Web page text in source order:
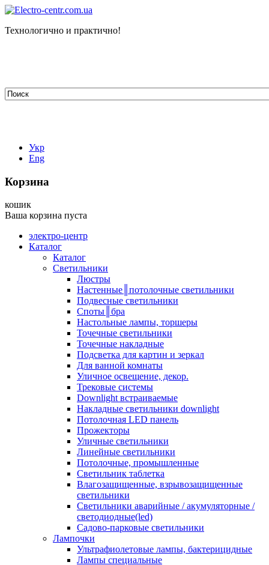
Технологично и практично!
Укр
Eng
Корзина
кошик
Ваша корзина пуста
электро-центр
Каталог
Каталог
Светильники
Люстры
Настенные║потолочные светильники
Подвесные светильники
Споты║бра
Настольные лампы, торшеры
Точечные светильники
Точечные накладные
Подсветка для картин и зеркал
Для ванной комнаты
Уличное освещение, декор.
Трековые системы
Downlight встраиваемые
Накладные светильники downlight
Потолочная LED панель
Прожекторы
Уличные светильники
Линейные светильники
Потолочные, промышленные
Светильник таблетка
Влагозащищенные, взрывозащищенные
светильники
Светильники аварийные / акумуляторные /
светодиодные(led)
Садово-парковые светильники
Лампочки
Ультрафиолетовые лампы, бактерицидные
Лампы специальные